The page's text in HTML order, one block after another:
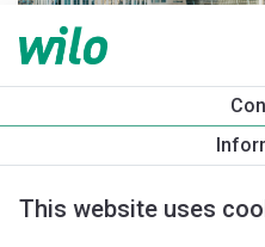
This website uses